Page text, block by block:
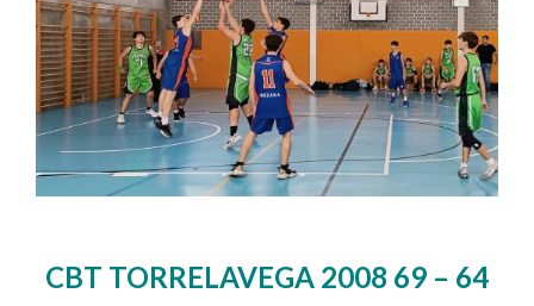
CBT TORRELAVEGA 2008 69 – 64